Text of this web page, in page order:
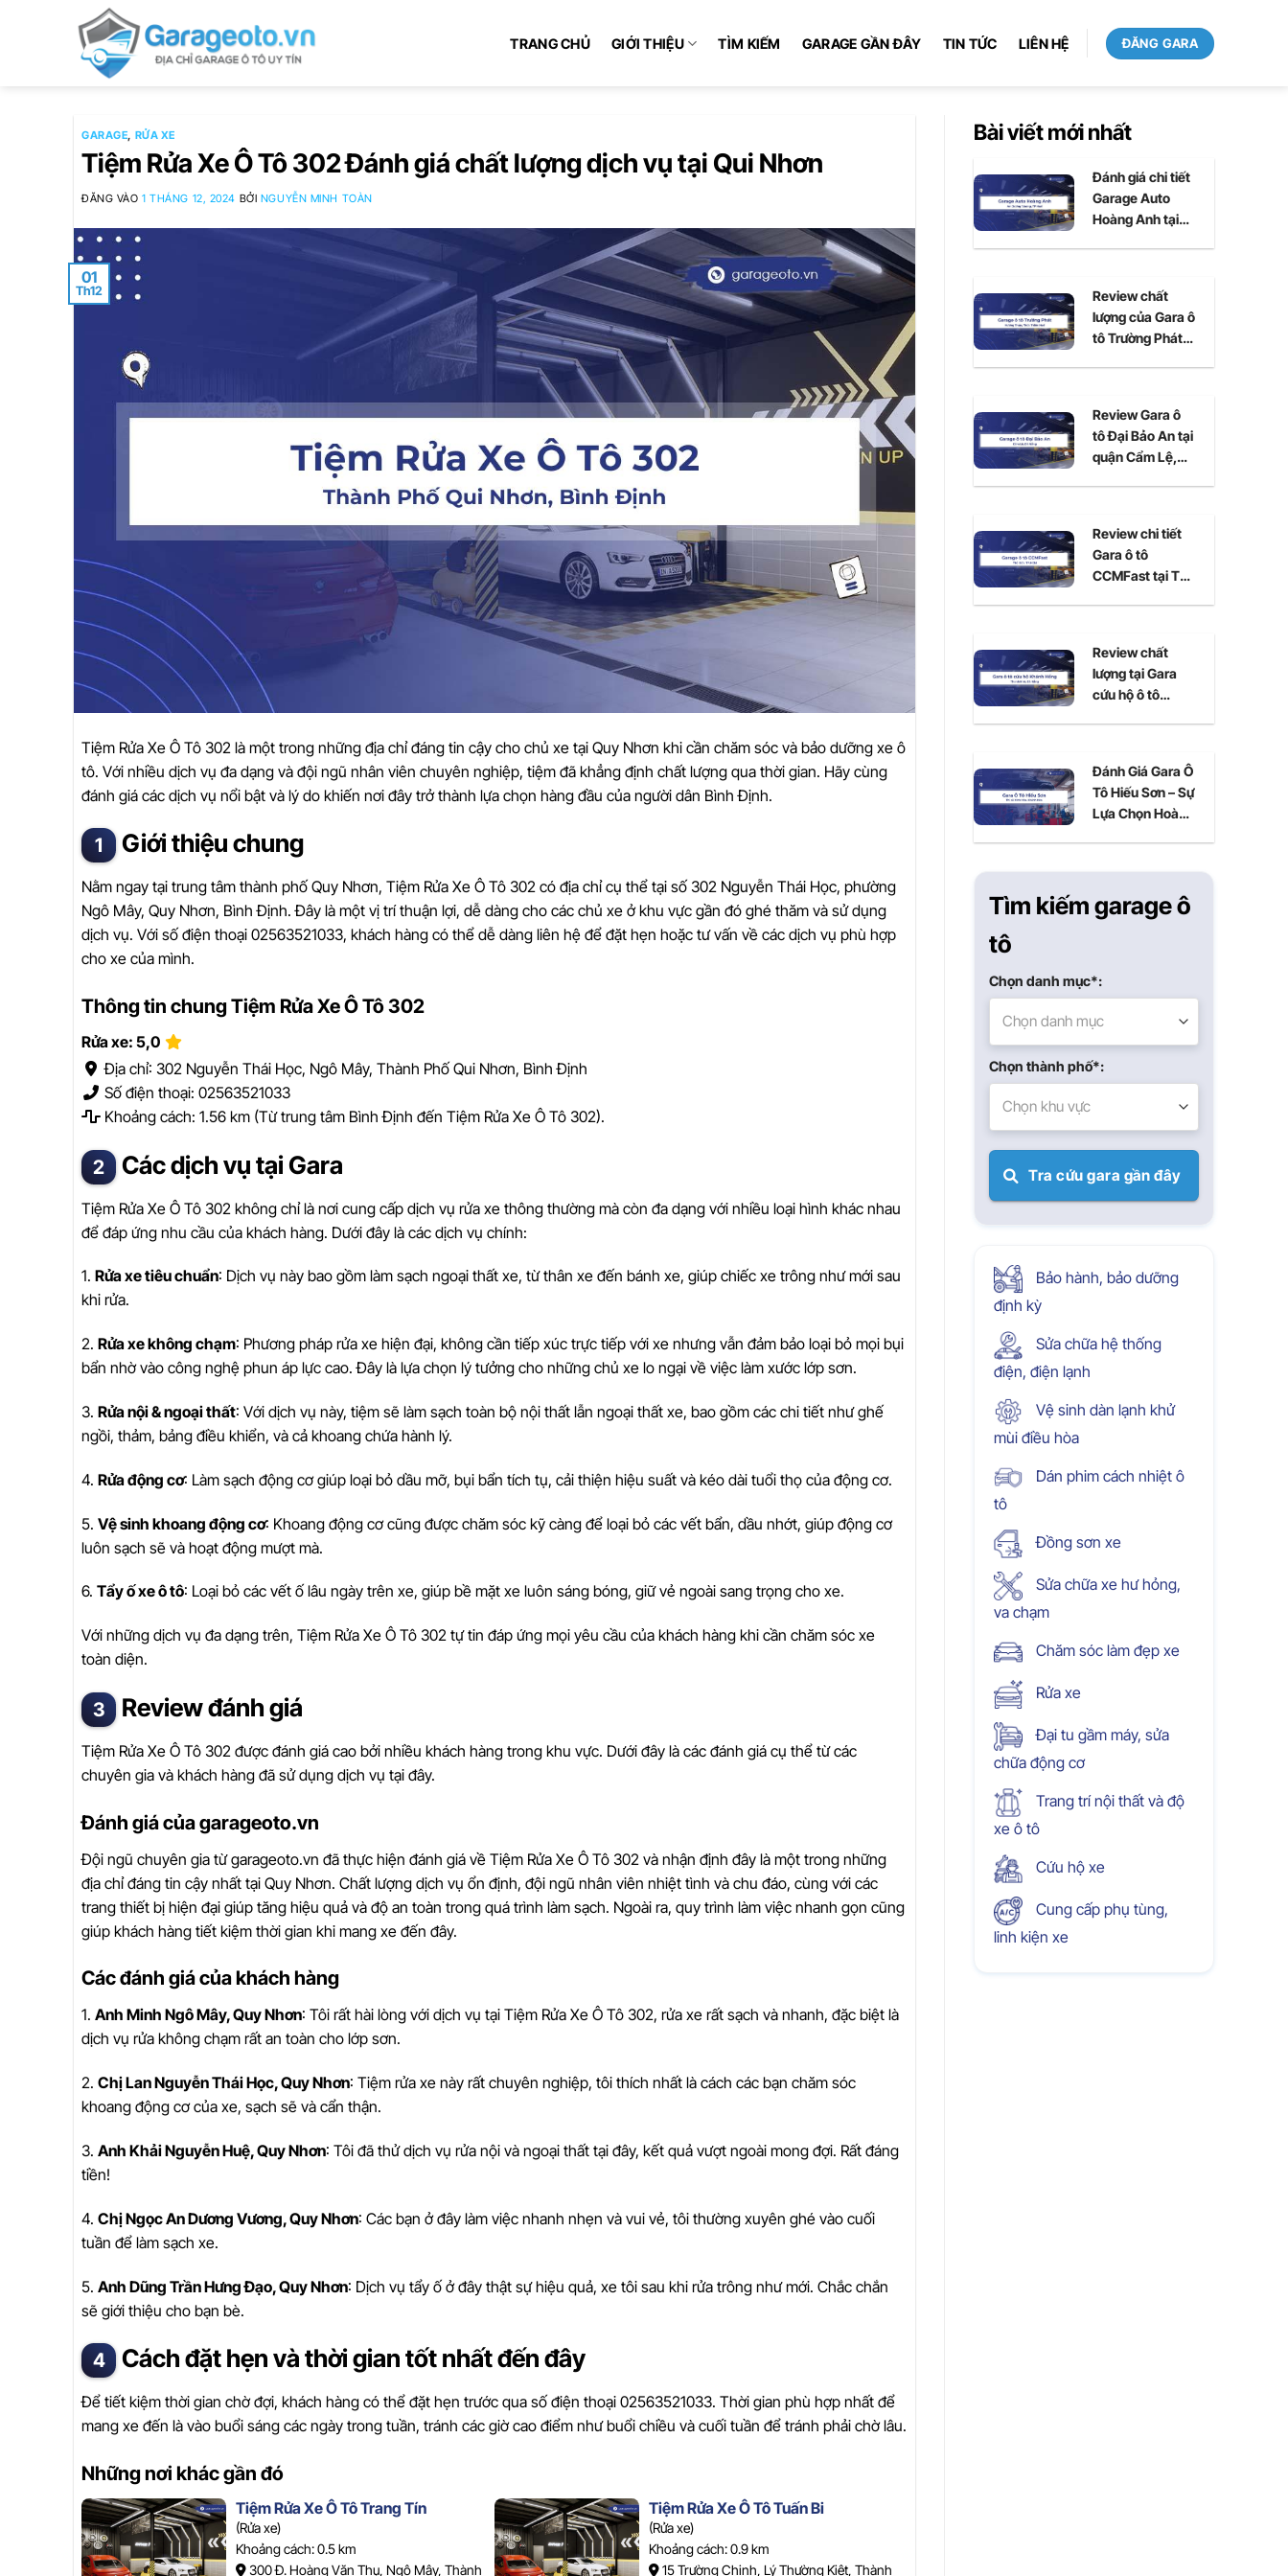
TRANG CHỦ GIỚI THIỆU TÌM KIẾM GARAGE GẦN ĐÂY TIN TỨC LIÊN HỆ ĐĂNG GARA
GARAGE, RỬA XE
Tiệm Rửa Xe Ô Tô 302 Đánh giá chất lượng dịch vụ tại Qui Nhơn
ĐĂNG VÀO1 THÁNG 12, 2024 BỞI NGUYỄN MINH TOÀN
01
Th12
Tiệm Rửa Xe Ô Tô 302 là một trong những địa chỉ đáng tin cậy cho chủ xe tại Quy Nhơn khi cần chăm sóc và bảo dưỡng xe ô
tô. Với nhiều dịch vụ đa dạng và đội ngũ nhân viên chuyên nghiệp, tiệm đã khẳng định chất lượng qua thời gian. Hãy cùng
đánh giá các dịch vụ nổi bật và lý do khiến nơi đây trở thành lựa chọn hàng đầu của người dân Bình Định.
Giới thiệu chung
Nằm ngay tại trung tâm thành phố Quy Nhơn, Tiệm Rửa Xe Ô Tô 302 có địa chỉ cụ thể tại số 302 Nguyễn Thái Học, phường
Ngô Mây, Quy Nhơn, Bình Định. Đây là một vị trí thuận lợi, dễ dàng cho các chủ xe ở khu vực gần đó ghé thăm và sử dụng
dịch vụ. Với số điện thoại 02563521033, khách hàng có thể dễ dàng liên hệ để đặt hẹn hoặc tư vấn về các dịch vụ phù hợp
cho xe của mình.
Thông tin chung Tiệm Rửa Xe Ô Tô 302
Rửa xe: 5,0
Địa chỉ: 302 Nguyễn Thái Học, Ngô Mây, Thành Phố Qui Nhơn, Bình Định
Số điện thoại: 02563521033
Khoảng cách: 1.56 km (Từ trung tâm Bình Định đến Tiệm Rửa Xe Ô Tô 302).
Các dịch vụ tại Gara
Tiệm Rửa Xe Ô Tô 302 không chỉ là nơi cung cấp dịch vụ rửa xe thông thường mà còn đa dạng với nhiều loại hình khác nhau
để đáp ứng nhu cầu của khách hàng. Dưới đây là các dịch vụ chính:
1. Rửa xe tiêu chuẩn: Dịch vụ này bao gồm làm sạch ngoại thất xe, từ thân xe đến bánh xe, giúp chiếc xe trông như mới sau
khi rửa.
2. Rửa xe không chạm: Phương pháp rửa xe hiện đại, không cần tiếp xúc trực tiếp với xe nhưng vẫn đảm bảo loại bỏ mọi bụi
bẩn nhờ vào công nghệ phun áp lực cao. Đây là lựa chọn lý tưởng cho những chủ xe lo ngại về việc làm xước lớp sơn.
3. Rửa nội & ngoại thất: Với dịch vụ này, tiệm sẽ làm sạch toàn bộ nội thất lẫn ngoại thất xe, bao gồm các chi tiết như ghế
ngồi, thảm, bảng điều khiển, và cả khoang chứa hành lý.
4. Rửa động cơ: Làm sạch động cơ giúp loại bỏ dầu mỡ, bụi bẩn tích tụ, cải thiện hiệu suất và kéo dài tuổi thọ của động cơ.
5. Vệ sinh khoang động cơ: Khoang động cơ cũng được chăm sóc kỹ càng để loại bỏ các vết bẩn, dầu nhớt, giúp động cơ
luôn sạch sẽ và hoạt động mượt mà.
6. Tẩy ố xe ô tô: Loại bỏ các vết ố lâu ngày trên xe, giúp bề mặt xe luôn sáng bóng, giữ vẻ ngoài sang trọng cho xe.
Với những dịch vụ đa dạng trên, Tiệm Rửa Xe Ô Tô 302 tự tin đáp ứng mọi yêu cầu của khách hàng khi cần chăm sóc xe
toàn diện.
Review đánh giá
Tiệm Rửa Xe Ô Tô 302 được đánh giá cao bởi nhiều khách hàng trong khu vực. Dưới đây là các đánh giá cụ thể từ các
chuyên gia và khách hàng đã sử dụng dịch vụ tại đây.
Đánh giá của garageoto.vn
Đội ngũ chuyên gia từ garageoto.vn đã thực hiện đánh giá về Tiệm Rửa Xe Ô Tô 302 và nhận định đây là một trong những
địa chỉ đáng tin cậy nhất tại Quy Nhơn. Chất lượng dịch vụ ổn định, đội ngũ nhân viên nhiệt tình và chu đáo, cùng với các
trang thiết bị hiện đại giúp tăng hiệu quả và độ an toàn trong quá trình làm sạch. Ngoài ra, quy trình làm việc nhanh gọn cũng
giúp khách hàng tiết kiệm thời gian khi mang xe đến đây.
Các đánh giá của khách hàng
1. Anh Minh Ngô Mây, Quy Nhơn: Tôi rất hài lòng với dịch vụ tại Tiệm Rửa Xe Ô Tô 302, rửa xe rất sạch và nhanh, đặc biệt là
dịch vụ rửa không chạm rất an toàn cho lớp sơn.
2. Chị Lan Nguyễn Thái Học, Quy Nhơn: Tiệm rửa xe này rất chuyên nghiệp, tôi thích nhất là cách các bạn chăm sóc
khoang động cơ của xe, sạch sẽ và cẩn thận.
3. Anh Khải Nguyễn Huệ, Quy Nhơn: Tôi đã thử dịch vụ rửa nội và ngoại thất tại đây, kết quả vượt ngoài mong đợi. Rất đáng
tiền!
4. Chị Ngọc An Dương Vương, Quy Nhơn: Các bạn ở đây làm việc nhanh nhẹn và vui vẻ, tôi thường xuyên ghé vào cuối
tuần để làm sạch xe.
5. Anh Dũng Trần Hưng Đạo, Quy Nhơn: Dịch vụ tẩy ố ở đây thật sự hiệu quả, xe tôi sau khi rửa trông như mới. Chắc chắn
sẽ giới thiệu cho bạn bè.
Cách đặt hẹn và thời gian tốt nhất đến đây
Để tiết kiệm thời gian chờ đợi, khách hàng có thể đặt hẹn trước qua số điện thoại 02563521033. Thời gian phù hợp nhất để
mang xe đến là vào buổi sáng các ngày trong tuần, tránh các giờ cao điểm như buổi chiều và cuối tuần để tránh phải chờ lâu.
Những nơi khác gần đó
Tiệm Rửa Xe Ô Tô Trang Tín
(Rửa xe)
Khoảng cách: 0.5 km
300 Đ. Hoàng Văn Thụ, Ngô Mây, Thành
Tiệm Rửa Xe Ô Tô Tuấn Bi
(Rửa xe)
Khoảng cách: 0.9 km
15 Trường Chinh, Lý Thường Kiệt, Thành
Bài viết mới nhất
Đánh giá chi tiết
Garage Auto
Hoàng Anh tại
Review chất
lượng của Gara ô
tô Trường Phát
Review Gara ô
tô Đại Bảo An tại
quận Cẩm Lệ,
Review chi tiết
Gara ô tô
CCMFast tại Thủ
Review chất
lượng tại Gara
cứu hộ ô tô
Đánh Giá Gara Ô
Tô Hiếu Sơn – Sự
Lựa Chọn Hoàn
Tìm kiếm garage ô
tô
Chọn danh mục*:
Chọn danh mục
Chọn thành phố*:
Chọn khu vực
Tra cứu gara gần đây
Bảo hành, bảo dưỡng
định kỳ
Sửa chữa hệ thống
điện, điện lạnh
Vệ sinh dàn lạnh khử
mùi điều hòa
Dán phim cách nhiệt ô
tô
Đồng sơn xe
Sửa chữa xe hư hỏng,
va chạm
Chăm sóc làm đẹp xe
Rửa xe
Đại tu gầm máy, sửa
chữa động cơ
Trang trí nội thất và độ
xe ô tô
Cứu hộ xe
Cung cấp phụ tùng,
linh kiện xe